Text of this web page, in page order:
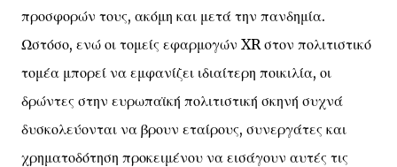
προσφορών τους, ακόμη και μετά την πανδημία.
Ωστόσο, ενώ οι τομείς εφαρμογών XR στον πολιτιστικό
τομέα μπορεί να εμφανίζει ιδιαίτερη ποικιλία, οι
δρώντες στην ευρωπαϊκή πολιτιστική σκηνή συχνά
δυσκολεύονται να βρουν εταίρους, συνεργάτες και
χρηματοδότηση προκειμένου να εισάγουν αυτές τις